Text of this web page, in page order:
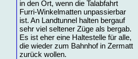
in den Ort, wenn die Tal­ab­fahrt
Furri-Win­kel­mat­ten un­pas­sier­bar
ist. An Land­tun­nel hal­ten berg­auf
sehr viel sel­te­ner Zü­ge als bergab.
Es ist eher ei­ne Hal­te­stel­le für al­le,
die wie­der zum Bahn­hof in Zer­matt
zu­rück wol­len.